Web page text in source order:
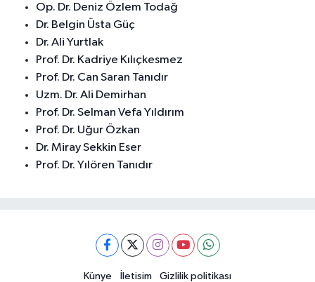
Op. Dr. Deniz Özlem Todağ
Dr. Belgin Üsta Güç
Dr. Ali Yurtlak
Prof. Dr. Kadriye Kılıçkesmez
Prof. Dr. Can Saran Tanıdır
Uzm. Dr. Ali Demirhan
Prof. Dr. Selman Vefa Yıldırım
Prof. Dr. Uğur Özkan
Dr. Miray Sekkin Eser
Prof. Dr. Yılören Tanıdır
Künye İletisim Gizlilik politikası